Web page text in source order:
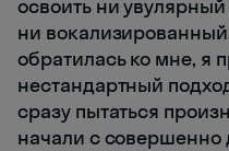
освоить ни
ни
обратилась ко мне, я
нестандартный
сразу пытаться
начали с совершенно